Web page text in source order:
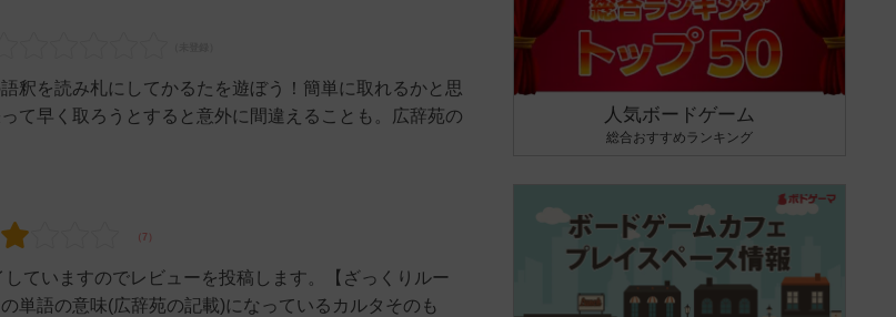
釈を読み札にしてかるたを遊ぼう！簡単に取れるかと思
て早く取ろうとすると意外に間違えることも。広辞苑の
ていますのでレビューを投稿します。【ざっくりルー
単語の意味(広辞苑の記載)になっているカルタそのも
人気ボードゲーム
総合おすすめランキング